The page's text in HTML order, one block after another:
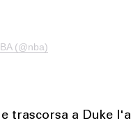
(@nba)
trascorsa a Duke